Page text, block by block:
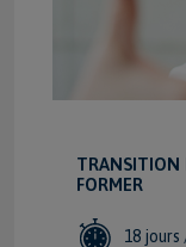
TRANSITION
FORMER
18 jours